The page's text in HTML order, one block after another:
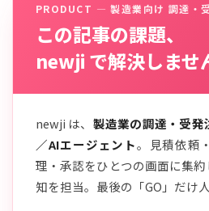
PRODUCT — 製造業向け 調達・
この記事の課題、
newji で解決しませ
newji は、 製造業の調達・受発
／AIエージェント。見積依頼
理・承認をひとつの画面に集
知を担当。最後の「GO」だけ